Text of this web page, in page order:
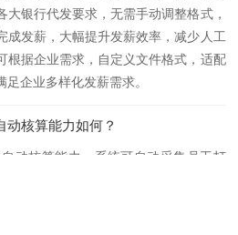
大银行代发要求，无需手动调整格式，
成发薪，大幅提升发薪效率，减少人工
根据企业需求，自定义文件格式，适配
企业多样化发薪需求。
动核算能力如何？
动核算能力，系统可自动采集员工打